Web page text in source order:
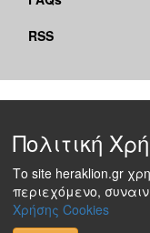
RSS
Πολιτική
Το site heraklion.gr
περιεχόμενο,
Χρήσης Cookies